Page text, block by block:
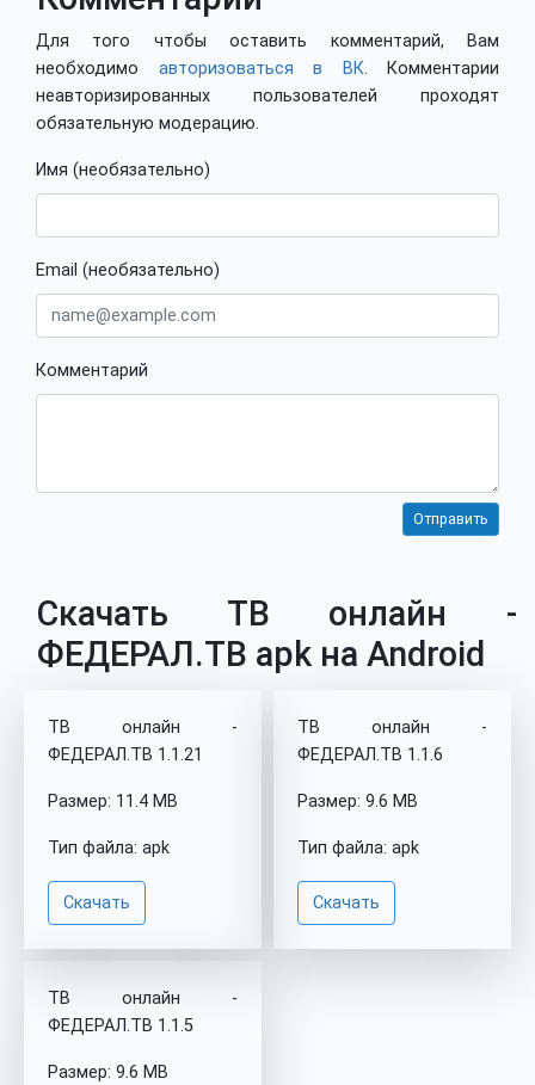
Для того чтобы оставить комментарий, Вам
необходимо авторизоваться в ВК. Комментарии
неавторизированных пользователей проходят
обязательную модерацию.
Имя (необязательно)
Email (необязательно)
Комментарий
Скачать ТВ онлайн -
ФЕДЕРАЛ.ТВ apk на Android
ТВ онлайн -
ФЕДЕРАЛ.ТВ 1.1.21
Размер: 11.4 MB
Тип файла: apk
Скачать
ТВ онлайн -
ФЕДЕРАЛ.ТВ 1.1.6
Размер: 9.6 MB
Тип файла: apk
Скачать
ТВ онлайн -
ФЕДЕРАЛ.ТВ 1.1.5
Размер: 9.6 MB